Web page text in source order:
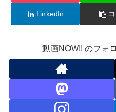
LinkedIn
動画NOW!! のフォ